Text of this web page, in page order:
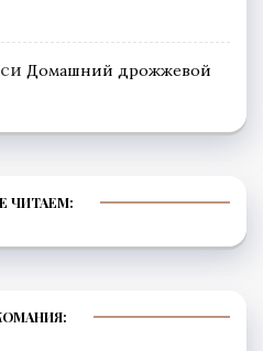
Домашний дрожжевой
ЧИТАЕМ: